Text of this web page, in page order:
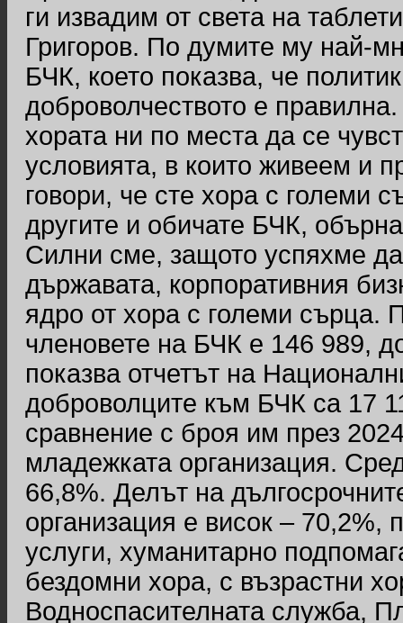
ги извадим от света на
Григоров. По думите му най-
БЧК, което показва, че
доброволчеството е
хората ни по места да се
условията, в които живеем и
говори, че сте хора с големи
другите и обичате БЧК,
Силни сме, защото успяхме
държавата, корпоративния
ядро от хора с големи сърца.
членовете на БЧК е 146 989,
показва отчетът на
доброволците към БЧК са 17
сравнение с броя им през
младежката организация.
66,8%. Делът на
организация е висок – 70,2%,
услуги, хуманитарно
бездомни хора, с възрастни
Водноспасителната служба,